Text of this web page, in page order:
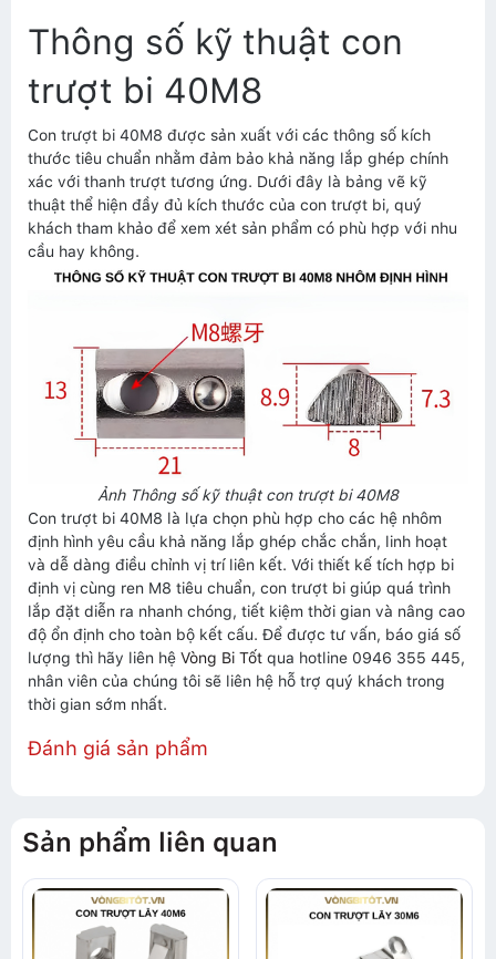
Thông số kỹ thuật con
trượt bi 40M8
Con trượt bi 40M8 được sản xuất với các thông số kích
thước tiêu chuẩn nhằm đảm bảo khả năng lắp ghép chính
xác với thanh trượt tương ứng. Dưới đây là bảng vẽ kỹ
thuật thể hiện đầy đủ kích thước của con trượt bi, quý
khách tham khảo để xem xét sản phẩm có phù hợp với nhu
cầu hay không.
Ảnh Thông số kỹ thuật con trượt bi 40M8
Con trượt bi 40M8 là lựa chọn phù hợp cho các hệ nhôm
định hình yêu cầu khả năng lắp ghép chắc chắn, linh hoạt
và dễ dàng điều chỉnh vị trí liên kết. Với thiết kế tích hợp bi
định vị cùng ren M8 tiêu chuẩn, con trượt bi giúp quá trình
lắp đặt diễn ra nhanh chóng, tiết kiệm thời gian và nâng cao
độ ổn định cho toàn bộ kết cấu. Để được tư vấn, báo giá số
lượng thì hãy liên hệ Vòng Bi Tốt qua hotline 0946 355 445,
nhân viên của chúng tôi sẽ liên hệ hỗ trợ quý khách trong
thời gian sớm nhất.
Đánh giá sản phẩm
Sản phẩm liên quan